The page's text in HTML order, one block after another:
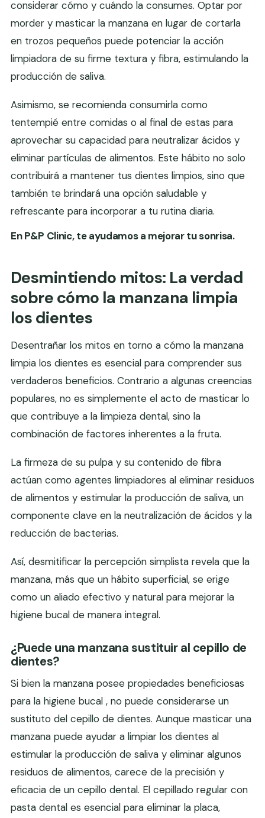
considerar cómo y cuándo la consumes. Optar por
morder y masticar la manzana en lugar de cortarla
en trozos pequeños puede potenciar la acción
limpiadora de su firme textura y fibra, estimulando la
producción de saliva.
Asimismo, se recomienda consumirla como
tentempié entre comidas o al final de estas para
aprovechar su capacidad para neutralizar ácidos y
eliminar partículas de alimentos. Este hábito no solo
contribuirá a mantener tus dientes limpios, sino que
también te brindará una opción saludable y
refrescante para incorporar a tu rutina diaria.
En P&P Clinic, te ayudamos a mejorar tu sonrisa.
Desmintiendo mitos: La verdad
sobre cómo la manzana limpia
los dientes
Desentrañar los mitos en torno a cómo la manzana
limpia los dientes es esencial para comprender sus
verdaderos beneficios. Contrario a algunas creencias
populares, no es simplemente el acto de masticar lo
que contribuye a la limpieza dental, sino la
combinación de factores inherentes a la fruta.
La firmeza de su pulpa y su contenido de fibra
actúan como agentes limpiadores al eliminar residuos
de alimentos y estimular la producción de saliva, un
componente clave en la neutralización de ácidos y la
reducción de bacterias.
Así, desmitificar la percepción simplista revela que la
manzana, más que un hábito superficial, se erige
como un aliado efectivo y natural para mejorar la
higiene bucal de manera integral.
¿Puede una manzana sustituir al cepillo de
dientes?
Si bien la manzana posee propiedades beneficiosas
para la higiene bucal , no puede considerarse un
sustituto del cepillo de dientes. Aunque masticar una
manzana puede ayudar a limpiar los dientes al
estimular la producción de saliva y eliminar algunos
residuos de alimentos, carece de la precisión y
eficacia de un cepillo dental. El cepillado regular con
pasta dental es esencial para eliminar la placa,